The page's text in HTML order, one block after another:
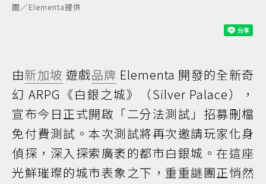
圖／Elementa提供
由新加坡 遊戲品牌 Elementa 開發的全新奇
幻 ARPG《白銀之城》（Silver Palace），
宣布今日正式開啟「二分法測試」招募刪檔
免付費測試。本次測試將再次邀請玩家化身
偵探，深入探索廣袤的都市白銀城。在這座
光鮮璀璨的城市表象之下，重重謎團正悄然